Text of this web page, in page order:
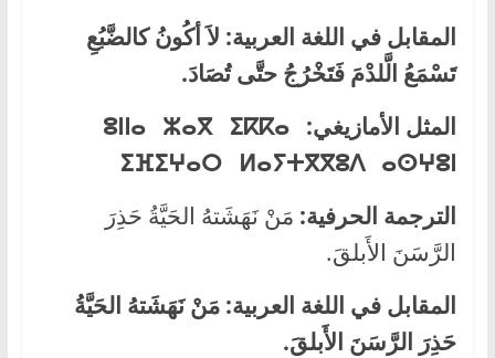
المقابل في اللغة العربية: لاَ أكُونُ كالضَّبُعِ
تَسْمَعُ الَّلدْمَ فَتَخْرُجُ حتَّى تُصَادَ.
المثل الأمازيغي: ⵓⵏⵏⴰ ⵣⴰⴳ ⵉⴽⴽⴰ
ⵉⴼⵉⵖⴰⵔ ⵍⴰⵢⵜⴳⴳⵓⴷ ⴰⵙⵖⵓⵏ
الترجمة الحرفية: مَنْ نَهَشَتهُ الحَيَّةُ حَذِرَ
الرَّسَنَ الأَبلقَ.
المقابل في اللغة العربية: مَنْ نَهَشَتهُ الحَيَّةُ
حَذِرَ الرَّسَنَ الأَبلقَ.